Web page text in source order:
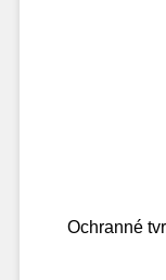
Ochranné